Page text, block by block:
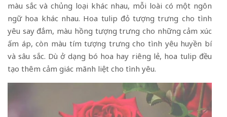
màu sắc và chủng loại khác nhau, mỗi loài có một ngôn
ngữ hoa khác nhau. Hoa tulip đỏ tượng trưng cho tình
yêu say đắm, màu hồng tượng trưng cho những cảm xúc
ấm áp, còn màu tím tượng trưng cho tình yêu huyền bí
và sâu sắc. Dù ở dạng bó hoa hay riêng lẻ, hoa tulip đều
tạo thêm cảm giác mãnh liệt cho tình yêu.